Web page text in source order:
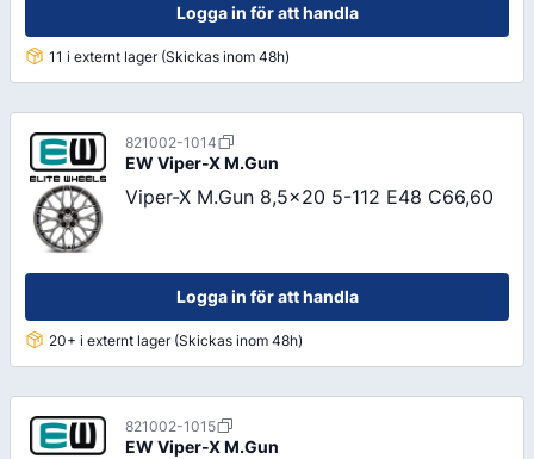
Logga in för att handla
11 i externt lager (Skickas inom 48h)
821002-1014
EW Viper-X M.Gun
Viper-X M.Gun 8,5x20 5-112 E48 C66,60
Logga in för att handla
20+ i externt lager (Skickas inom 48h)
821002-1015
EW Viper-X M.Gun